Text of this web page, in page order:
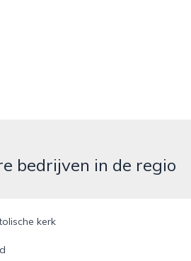
bedrijven in de regio
kerk